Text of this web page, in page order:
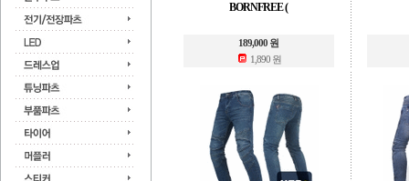
BORNFREE (
189,000 원
1,890 원